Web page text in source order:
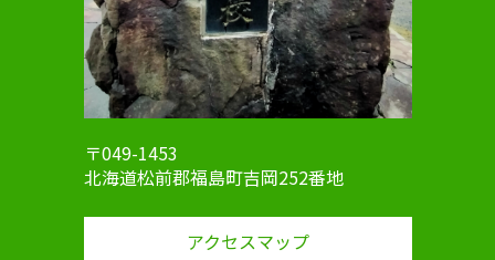
〒049-1453
北海道松前郡福島町吉岡252番地
アクセスマップ